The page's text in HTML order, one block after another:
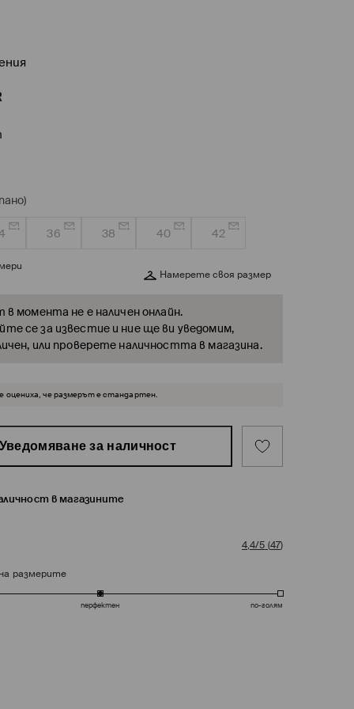
36 38 40 42
Намерете своя размер
в момента не е наличен онлайн.
се за известие и ние ще ви уведомим,
или проверете наличността в магазина.
оцениха, че размерът е стандартен.
за наличност
в магазините
4,4/5 (47)
размерите
перфектен по-голям